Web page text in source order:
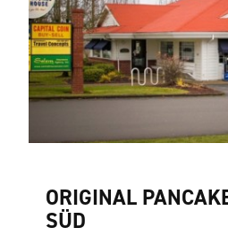
ORIGINAL
SÜD